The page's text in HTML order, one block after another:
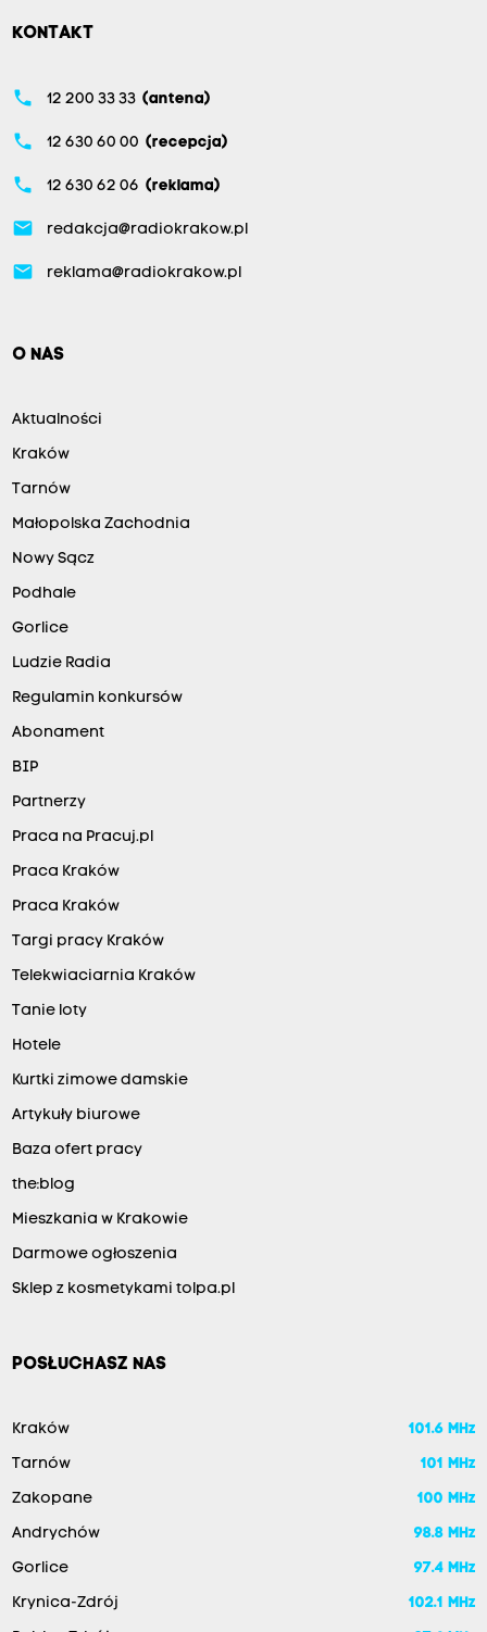
KONTAKT
phone 12 200 33 33 (antena)
phone 12 630 60 00 (recepcja)
phone 12 630 62 06 (reklama)
email redakcja@radiokrakow.pl
email reklama@radiokrakow.pl
O NAS
Aktualności
Kraków
Tarnów
Małopolska Zachodnia
Nowy Sącz
Podhale
Gorlice
Ludzie Radia
Regulamin konkursów
Abonament
BIP
Partnerzy
Praca na Pracuj.pl
Praca Kraków
Praca Kraków
Targi pracy Kraków
Telekwiaciarnia Kraków
Tanie loty
Hotele
Kurtki zimowe damskie
Artykuły biurowe
Baza ofert pracy
the:blog
Mieszkania w Krakowie
Darmowe ogłoszenia
Sklep z kosmetykami tolpa.pl
POSŁUCHASZ NAS
Kraków 101.6 MHz
Tarnów 101 MHz
Zakopane 100 MHz
Andrychów 98.8 MHz
Gorlice 97.4 MHz
Krynica-Zdrój 102.1 MHz